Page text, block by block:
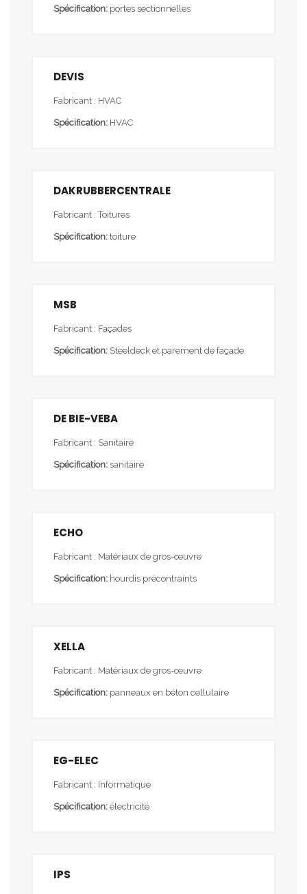
Spécification: portes sectionnelles
DEVIS
Fabricant : HVAC
Spécification: HVAC
DAKRUBBERCENTRALE
Fabricant : Toitures
Spécification: toiture
MSB
Fabricant : Façades
Spécification: Steeldeck et parement de façade
DE BIE-VEBA
Fabricant : Sanitaire
Spécification: sanitaire
ECHO
Fabricant : Matériaux de gros-œuvre
Spécification: hourdis précontraints
XELLA
Fabricant : Matériaux de gros-œuvre
Spécification: panneaux en béton cellulaire
EG-ELEC
Fabricant : Informatique
Spécification: électricité
IPS